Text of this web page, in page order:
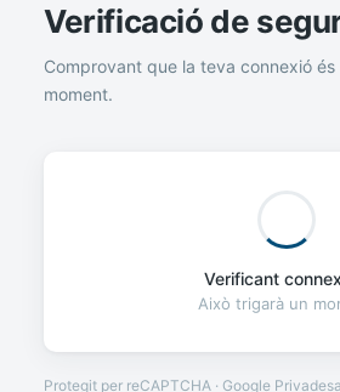
Verificació de
Comprovant que la teva connexió és
moment.
Verificant
Això trigarà un
Protegit per reCAPTCHA · Google Privadesa